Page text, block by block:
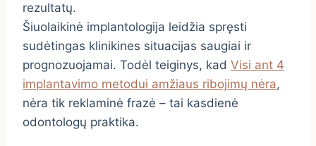
rezultatų.
Šiuolaikinė implantologija leidžia spręsti
sudėtingas klinikines situacijas saugiai ir
prognozuojamai. Todėl teiginys, kad Visi ant 4
implantavimo metodui amžiaus ribojimų nėra,
nėra tik reklaminė frazė – tai kasdienė
odontologų praktika.